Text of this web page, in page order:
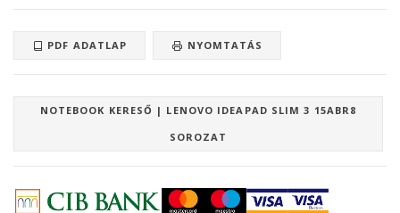
PDF ADATLAP NYOMTATÁS
NOTEBOOK KERESŐ | LENOVO IDEAPAD SLIM 3 15ABR8
SOROZAT